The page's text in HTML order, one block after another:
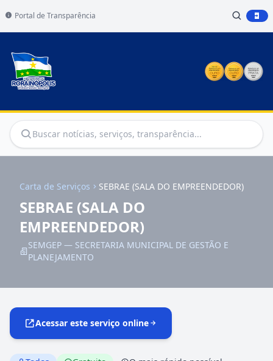
Portal de Transparência
Carta de Serviços SEBRAE (SALA DO EMPREENDEDOR)
SEBRAE (SALA DO
EMPREENDEDOR)
SEMGEP — SECRETARIA MUNICIPAL DE GESTÃO E
PLANEJAMENTO
Acessar este serviço online